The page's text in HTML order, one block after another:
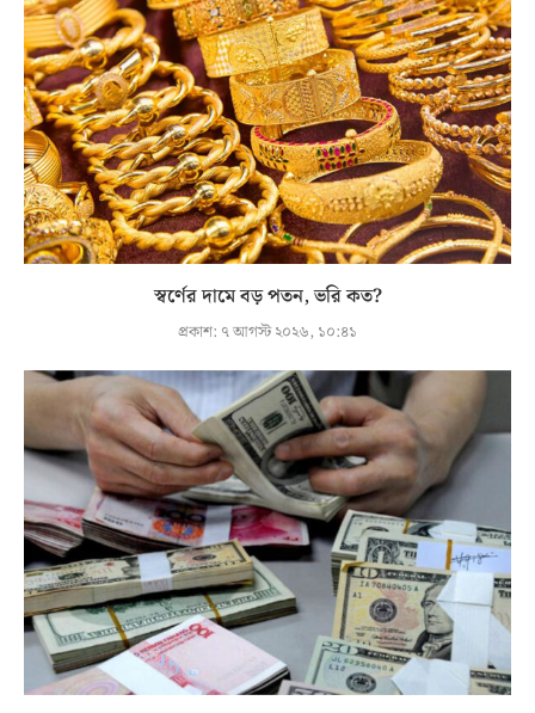
স্বর্ণের দামে বড় পতন, ভরি কত?
প্রকাশ: ৭ আগস্ট ২০২৬, ১০:৪১